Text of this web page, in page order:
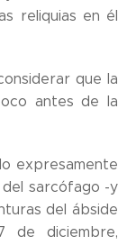
reliquias en él
que la
antes de la
expresamente
sarcófago -y
del ábside
diciembre,